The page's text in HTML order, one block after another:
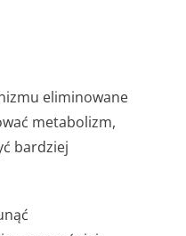
eliminowane
metabolizm,
bardziej